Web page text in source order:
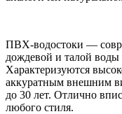
ПВХ-водостоки —
дождевой и талой воды
Характеризуются
аккуратным внешним
до 30 лет. Отлично
любого стиля.